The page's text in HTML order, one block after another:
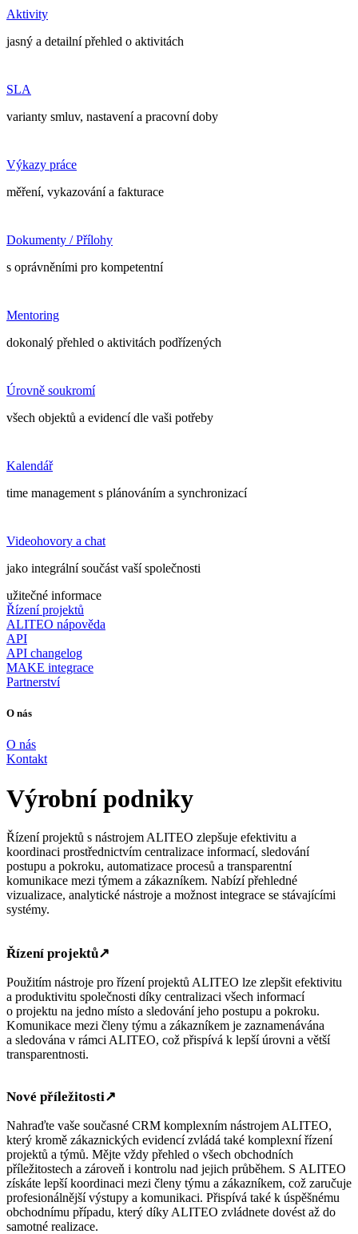
Aktivity
jasný a detailní přehled o aktivitách
SLA
varianty smluv, nastavení a pracovní doby
Výkazy práce
měření, vykazování a fakturace
Dokumenty / Přílohy
s oprávněními pro kompetentní
Mentoring
dokonalý přehled o aktivitách podřízených
Úrovně soukromí
všech objektů a evidencí dle vaši potřeby
Kalendář
time management s plánováním a synchronizací
Videohovory a chat
jako integrální součást vaší společnosti
užitečné informace
Řízení projektů
ALITEO nápověda
API
API changelog
MAKE integrace
Partnerství
O nás
O nás
Kontakt
Výrobní podniky
Řízení projektů s nástrojem ALITEO zlepšuje efektivitu a
koordinaci prostřednictvím centralizace informací, sledování
postupu a pokroku, automatizace procesů a transparentní
komunikace mezi týmem a zákazníkem. Nabízí přehledné
vizualizace, analytické nástroje a možnost integrace se stávajícími
systémy.
Řízení projektů↗
Použitím nástroje pro řízení projektů ALITEO lze zlepšit efektivitu
a produktivitu společnosti díky centralizaci všech informací
o projektu na jedno místo a sledování jeho postupu a pokroku.
Komunikace mezi členy týmu a zákazníkem je zaznamenávána
a sledována v rámci ALITEO, což přispívá k lepší úrovni a větší
transparentnosti.
Nové příležitosti↗
Nahraďte vaše současné CRM komplexním nástrojem ALITEO,
který kromě zákaznických evidencí zvládá také komplexní řízení
projektů a týmů. Mějte vždy přehled o všech obchodních
příležitostech a zároveň i kontrolu nad jejich průběhem. S ALITEO
získáte lepší koordinaci mezi členy týmu a zákazníkem, což zaručuje
profesionálnější výstupy a komunikaci. Přispívá také k úspěšnému
obchodnímu případu, který díky ALITEO zvládnete dovést až do
samotné realizace.